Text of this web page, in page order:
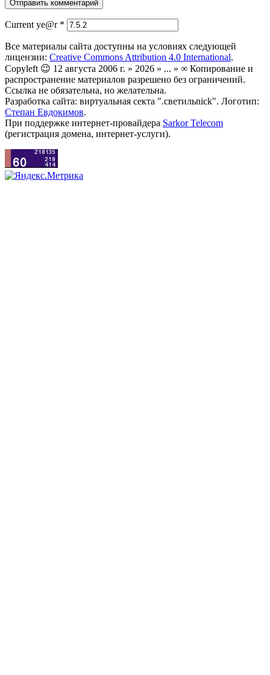
Current ye@r *
Все материалы сайта доступны на условиях следующей
лицензии: Creative Commons Attribution 4.0 International.
Copyleft 😉 12 августа 2006 г. » 2026 » ... » ∞ Копирование и
распространение материалов разрешено без ограничений.
Ссылка не обязательна, но желательна.
Разработка сайта: виртуальная секта ".светильnick". Логотип:
Степан Евдокимов.
При поддержке интернет-провайдера Sarkor Telecom
(регистрация домена, интернет-услуги).